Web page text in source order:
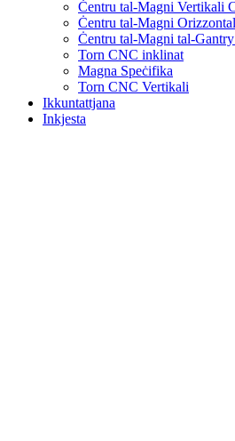
Ċentru tal-Magni Vertikali
Ċentru tal-Magni
Ċentru tal-Magni tal-
Torn CNC inklinat
Magna Speċifika
Torn CNC Vertikali
Ikkuntattjana
Inkjesta